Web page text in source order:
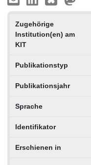
Zugehörige
Institution(en) am
KIT
Publikationstyp
Publikationsjahr
Sprache
Identifikator
Erschienen in